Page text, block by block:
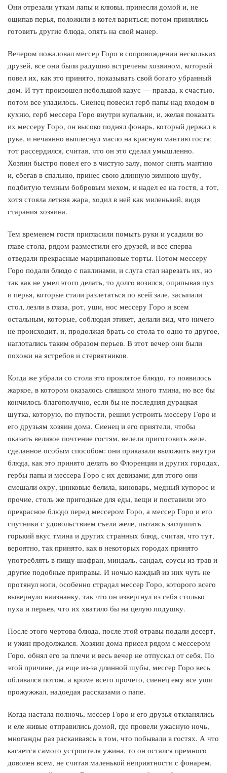
Они отрезали уткам лапы и клювы, принесли домой и, не
ощипав перья, положили в котел вариться; потом принялись
готовить другие блюда, опять на свой манер.
Вечером пожаловал мессер Горо в сопровождении нескольких
друзей, все они были радушно встречены хозяином, который
повел их, как это принято, показывать свой богато убранный
дом. И тут произошел небольшой казус — правда, к счастью,
потом все уладилось. Сиенец повесил герб папы над входом в
кухню, герб мессера Горо внутри купальни, и, желая показать
их мессеру Горо, он высоко поднял фонарь, который держал в
руке, и нечаянно выплеснул масло на красную мантию гостя;
тот рассердился, считая, что он это сделал умышленно.
Хозяин быстро повел его в чистую залу, помог снять мантию
и, сбегав в спальню, принес свою длинную зимнюю шубу,
подбитую темным бобровым мехом, и надел ее на гостя, а тот,
хотя стояла летняя жара, ходил в ней как миленький, видя
старания хозяина.
Тем временем гостя пригласили помыть руки и усадили во
главе стола, рядом разместили его друзей, и все сперва
отведали прекрасные марципановые торты. Потом мессеру
Горо подали блюдо с павлинами, и слуга стал нарезать их, но
так как не умел этого делать, то долго возился, ощипывая пух
и перья, которые стали разлетаться по всей зале, засыпали
стол, лезли в глаза, рот, уши, нос мессеру Горо и всем
остальным, которые, соблюдая этикет, делали вид, что ничего
не происходит, и, продолжая брать со стола то одно то другое,
наглотались таким образом перьев. В этот вечер они были
похожи на ястребов и стервятников.
Когда же убрали со стола это проклятое блюдо, то появилось
жаркое, в котором оказалось слишком много тмина, но все бы
кончилось благополучно, если бы не последняя дурацкая
шутка, которую, по глупости, решил устроить мессеру Горо и
его друзьям хозяин дома. Сиенец и его приятели, чтобы
оказать великое почтение гостям, велели приготовить желе,
сделанное особым способом: они приказали выложить внутри
блюда, как это принято делать во Флоренции и других городах,
гербы папы и мессера Горо с их девизами; для этого они
смешали охру, цинковые белила, киноварь, медный купорос и
прочие, столь же пригодные для еды, вещи и поставили это
прекрасное блюдо перед мессером Горо, а мессер Горо и его
спутники с удовольствием съели желе, пытаясь заглушить
горький вкус тмина и других странных блюд, считая, что тут,
вероятно, так принято, как в некоторых городах принято
употреблять в пищу шафран, миндаль, сандал, соусы из трав и
другие подобные приправы. И ночью каждый из них чуть не
протянул ноги, особенно страдал мессер Горо, которого всего
вывернуло наизнанку, так что он извергнул из себя столько
пуха и перьев, что их хватило бы на целую подушку.
После этого чертова блюда, после этой отравы подали десерт,
и ужин продолжался. Хозяин дома присел рядом с мессером
Горо, обнял его за плечи и весь вечер не отпускал от себя. По
этой причине, да еще из-за длинной шубы, мессер Горо весь
обливался потом, а кроме всего прочего, сиенец ему все уши
прожужжал, надоедая рассказами о папе.
Когда настала полночь, мессер Горо и его друзья откланялись
и еле живые отправились домой, где провели ужасную ночь,
многажды раз раскаиваясь в том, что побывали в гостях. А что
касается самого устроителя ужина, то он остался премного
доволен всем, не считая маленькой неприятности с фонарем,